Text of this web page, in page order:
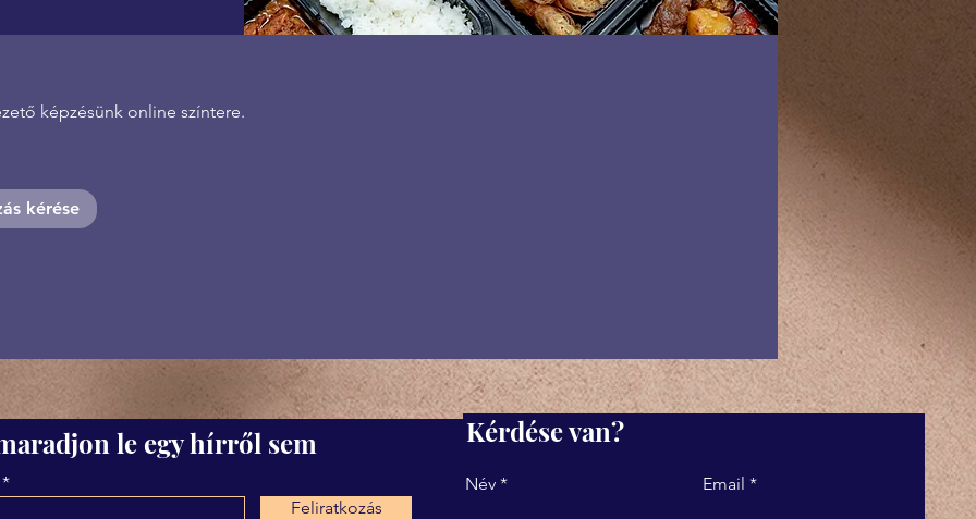
képzésünk online színtere.
kérése
le egy hírről sem
Feliratkozás
Kérdése van?
Név Email